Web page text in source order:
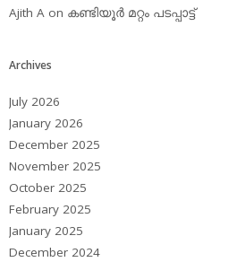
Ajith A on കണ്ടിയൂര്‍ മറ്റം പടപ്പാട്ട്‌
Archives
July 2026
January 2026
December 2025
November 2025
October 2025
February 2025
January 2025
December 2024